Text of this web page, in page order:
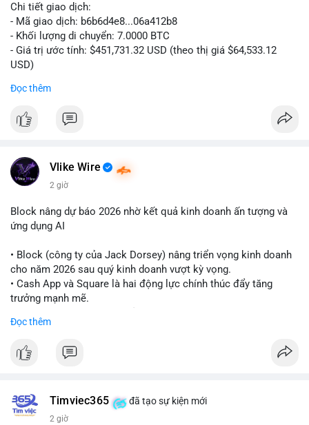
#vlikevn #titanbot
📰 Nguồn: CoinDesk
Chi tiết giao dịch:
- Mã giao dịch: b6b6d4e8...06a412b8
- Khối lượng di chuyển: 7.0000 BTC
- Giá trị ước tính: $451,731.32 USD (theo thị giá $64,533.12
USD)
Cá voi chuyển 7 BTC trị giá hơn 451 nghìn USD từ một địa chỉ
tiếp lên thị trường. Với mức giá hiện tại, động thái này thiên về
khả năng tái phân bổ danh mục đầu tư hoặc chuẩn bị thanh
hưởng nhẹ, nhưng không đủ để gây biến động mạnh.
Theo dõi thêm các giao dịch lớn liên tiếp trong 24 giờ tới. Nếu
xuất hiện chuỗi chuyển tiền lên sàn, cần thận trọng trước nguy
cơ điều chỉnh. Tránh hành động theo cảm xúc khi chưa xác
nhận đầy đủ dòng tiền.
#7btc #chuyenvilanh
Đọc thêm
Vlike Wire
2 giờ
Block nâng dự báo 2026 nhờ kết quả kinh doanh ấn tượng và
ứng dụng AI
• Block (công ty của Jack Dorsey) nâng triển vọng kinh doanh
cho năm 2026 sau quý kinh doanh vượt kỳ vọng.
• Cash App và Square là hai động lực chính thúc đẩy tăng
trưởng mạnh mẽ.
quy trình phát triển phần mềm.
#block #fintech
#vlikevn #titanbot
Đọc thêm
Timviec365 đã tạo sự kiện mới
2 giờ